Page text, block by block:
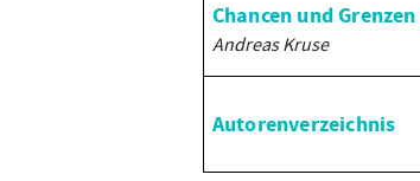
Chancen und
Andreas Kruse
Autorenverzeichnis